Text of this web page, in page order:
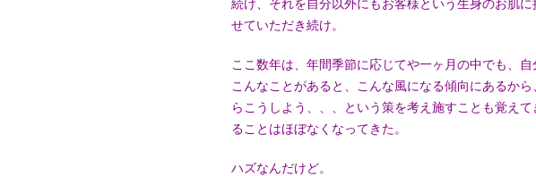
続け、それを自分以外にもお客様という生身のお肌
せていただき続け。
ここ数年は、年間季節に応じてや一ヶ月の中でも、
こんなことがあると、こんな風になる傾向にあるか
らこうしよう、、、という策を考え施すことも覚え
ることはほぼなくなってきた。
ハズなんだけど。